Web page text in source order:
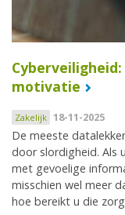
motivatie
Zakelijk 18-11-2025
De meeste
door slordigheid. Als
met gevoelige
misschien wel meer
hoe bereikt u die